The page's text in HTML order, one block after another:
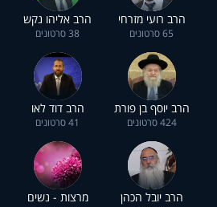
הרב רועי מזרחי
65 סרטונים
הרב אליהו נקש
38 סרטונים
הרב יוסף בן פורת
424 סרטונים
הרב דוד לאו
41 סרטונים
הרב יובל הכהן
מרצות - נשים